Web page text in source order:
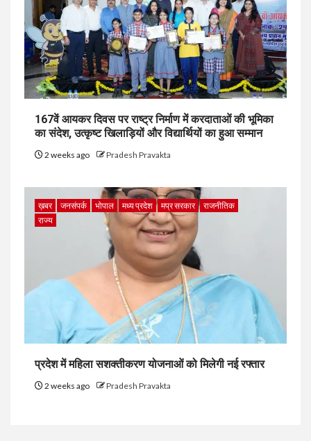
167वें आयकर दिवस पर राष्ट्र निर्माण में करदाताओं की भूमिका
का संदेश, उत्कृष्ट खिलाड़ियों और विद्यार्थियों का हुआ सम्मान
2 weeks ago Pradesh Pravakta
ख़बर जनसंपर्क भोपाल मध्य प्रदेश मप्र सरकार
राजनीतिक
राज्य
प्रदेश में महिला सशक्तीकरण योजनाओं को मिलेगी नई रफ्तार
2 weeks ago Pradesh Pravakta